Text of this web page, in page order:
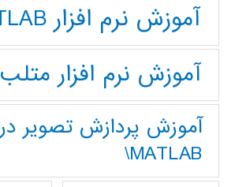
آموزش نرم افزار MATLAB
آموزش نرم افزار متلب
آموزش پردازش تصوير در
MATLAB\